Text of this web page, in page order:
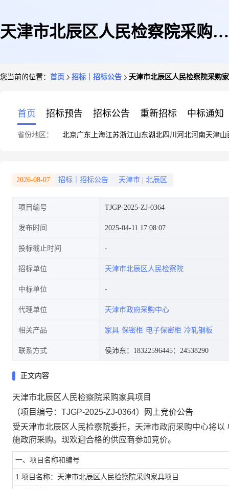
天津市北辰区人民检察院采购家
您当前的位置： 首页 招标｜招标公告 天津市北辰区人民检察院采购
首页 招标预告 招标公告 重新招标 中标通知
省份地区： 北京广东 上海江苏浙江山东湖北四川 河北河南天津山
2026-08-07 招标｜招标公告 天津市 北辰区
项目编号 TJGP-2025-ZJ-0364
发布时间 2025-04-11 17:08:07
投标截止时间
招标单位 天津市北辰区人民检察院
中标单位
代理单位 天津市政府采购中心
相关产品 家具 保密柜 电子保密柜 冷轧钢板
联系方式 侯沛东：18322596445：24538290
正文内容
天津市北辰区人民检察院采购家具项目
（项目编号： TJGP-2025-ZJ-0364）网上竞价公告
受天津市北辰区人民检察院委托， 天津市政府采购中心将以
施政府采购。现欢迎合格的供应商参加竞价。
一、项目名称和编号
1.项目名称： 天津市北辰区人民检察院采购家具项目